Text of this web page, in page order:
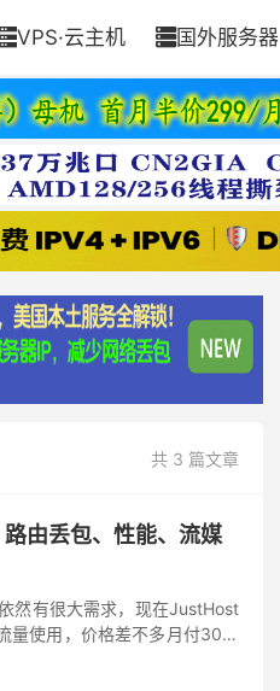
VPS·云主机 国外服务器
共 3 篇文章
由丢包、性能、流媒
然有很大需求，现在JustHost
量使用，价格差不多月付30元